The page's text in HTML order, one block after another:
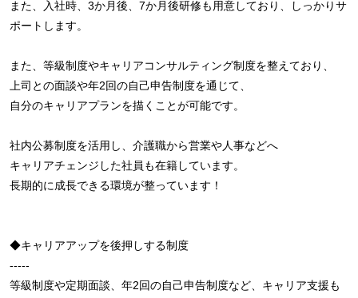
また、入社時、3か月後、7か月後研修も用意しており、しっかりサ
ポートします。
また、等級制度やキャリアコンサルティング制度を整えており、
上司との面談や年2回の自己申告制度を通じて、
自分のキャリアプランを描くことが可能です。
社内公募制度を活用し、介護職から営業や人事などへ
キャリアチェンジした社員も在籍しています。
長期的に成長できる環境が整っています！
◆キャリアアップを後押しする制度
-----
等級制度や定期面談、年2回の自己申告制度など、キャリア支援も